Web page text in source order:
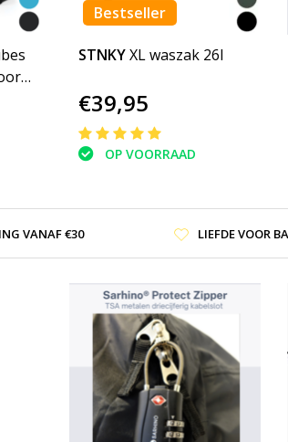
Bestseller
STNKYXL waszak 26l
€39,95
OP VOORRAAD
VANAF €30 LIEFDE VOOR